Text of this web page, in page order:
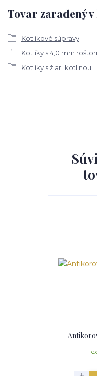
Tovar zaradený
Kotlíkové súpravy
Kotlíky s 4,0 mm
Kotlíky s žiar. kotlinou